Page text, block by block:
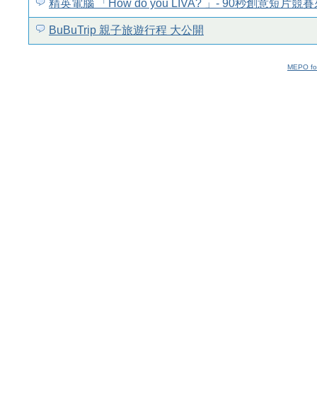
精英電腦 「How do you LIVA? 」- 90秒創意短片競賽
BuBuTrip 親子旅遊行程 大公開
MEPO